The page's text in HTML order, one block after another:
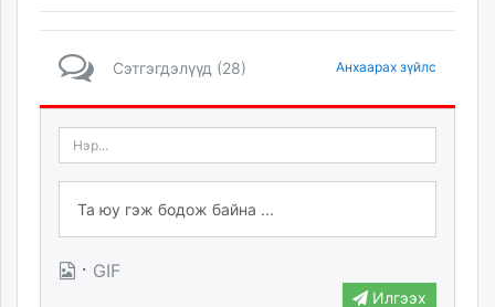
Сэтгэгдэлүүд (28) Анхаарах зүйлс
· GIF
Илгээх